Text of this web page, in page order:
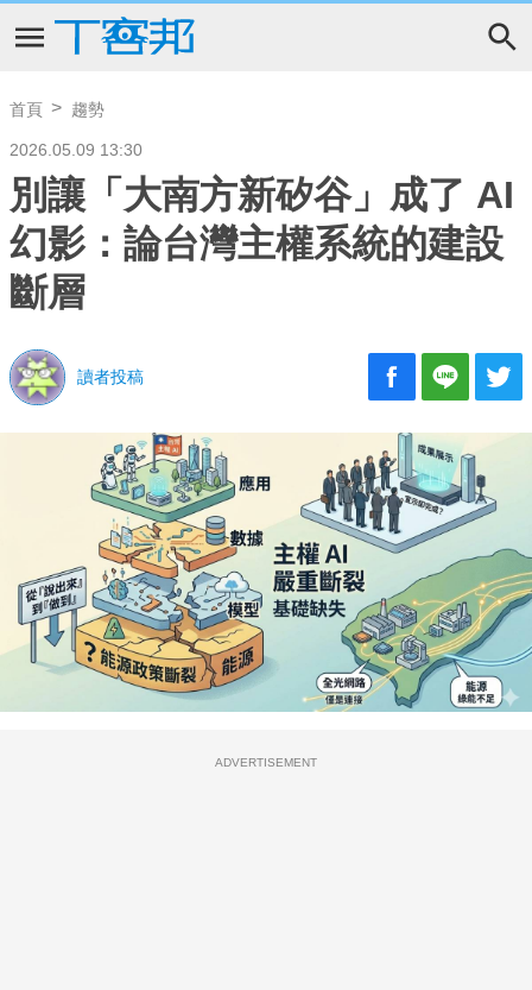
首頁 趨勢
2026.05.09 13:30
別讓「大南方新矽谷」成了 AI
幻影：論台灣主權系統的建設
斷層
讀者投稿
ADVERTISEMENT